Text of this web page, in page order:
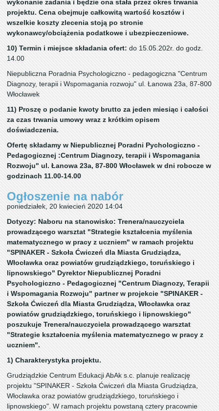
wykonanie zadania i będzie ona stała przez okres trwania
projektu. Cena obejmuje całkowitą wartość kosztów i
wszelkie koszty zlecenia stoją po stronie
wykonawcy/obciążenia podatkowe i ubezpieczeniowe.
10) Termin i miejsce składania ofert: do 15.05.202r. do godz.
14.00
Niepubliczna Poradnia Psychologiczno - pedagogiczna "Centrum
Diagnozy, terapii i Wspomagania rozwoju" ul. Łanowa 23a, 87-800
Włocławek
11) Proszę o podanie kwoty brutto za jeden miesiąc i całości
za czas trwania umowy wraz z krótkim opisem
doświadczenia.
Ofertę składamy w Niepublicznej Poradni Pychologiczno -
Pedagogicznej :Centrum Diagnozy, terapii i Wspomagania
Rozwoju" ul. Łanowa 23a, 87-800 Włocławek w dni robocze w
godzinach 11.00-14.00
Ogłoszenie na nabór
poniedziałek, 20 kwiecień 2020 14:04
Dotyczy: Naboru na stanowisko: Trenera/nauczyciela
prowadzącego warsztat "Strategie kształcenia myślenia
matematycznego w pracy z uczniem" w ramach projektu
"SPINAKER - Szkoła Ćwiczeń dla Miasta Grudziądza,
Włocławka oraz powiatów grudziądzkiego, toruńskiego i
lipnowskiego" Dyrektor Niepublicznej Poradni
Psychologiczno - Pedagogicznej "Centrum Diagnozy, Terapii
i Wspomagania Rozwoju" partner w projekcie "SPINAKER -
Szkoła Ćwiczeń dla Miasta Grudziądza, Włocławka oraz
powiatów grudziądzkiego, toruńskiego i lipnowskiego"
poszukuje Trenera/nauczyciela prowadzącego warsztat
"Strategie kształcenia myślenia matematycznego w pracy z
uczniem".
1) Charakterystyka projektu.
Grudziądzkie Centrum Edukacji AbAk s.c. planuje realizację
projektu "SPINAKER - Szkoła Ćwiczeń dla Miasta Grudziądza,
Włocławka oraz powiatów grudziądzkiego, toruńskiego i
lipnowskiego". W ramach projektu powstaną cztery pracownie